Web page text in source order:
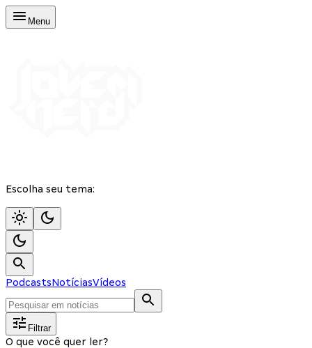
Menu
Escolha seu tema:
PodcastsNotíciasVídeos
Filtrar
O que você quer ler?